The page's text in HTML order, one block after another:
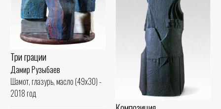
Три грации
Дамир Рузыбаев
Шамот, глазурь, масло (49x30) -
2018 год